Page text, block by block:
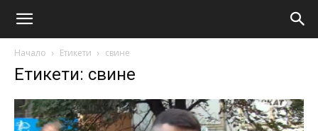
Начало Етикети свине
Етикети: свине